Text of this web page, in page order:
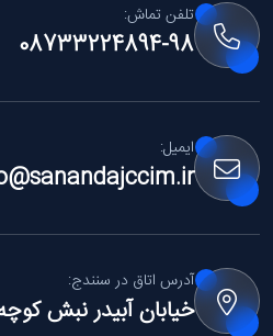
تلفن تماش:
08733224894-98
ایمیل:‌
آدرس اتاق در سنندج:
خیابان آبیدر نبش